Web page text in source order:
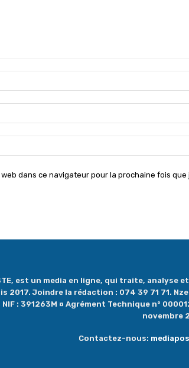
dans ce navigateur pour la prochaine fois que
est un media en ligne, qui traite,
2017. Joindre la rédaction : 074 39 71 71.
NIF : 391263M ¤ Agrément Technique n°
novembre
Contactez-nous: